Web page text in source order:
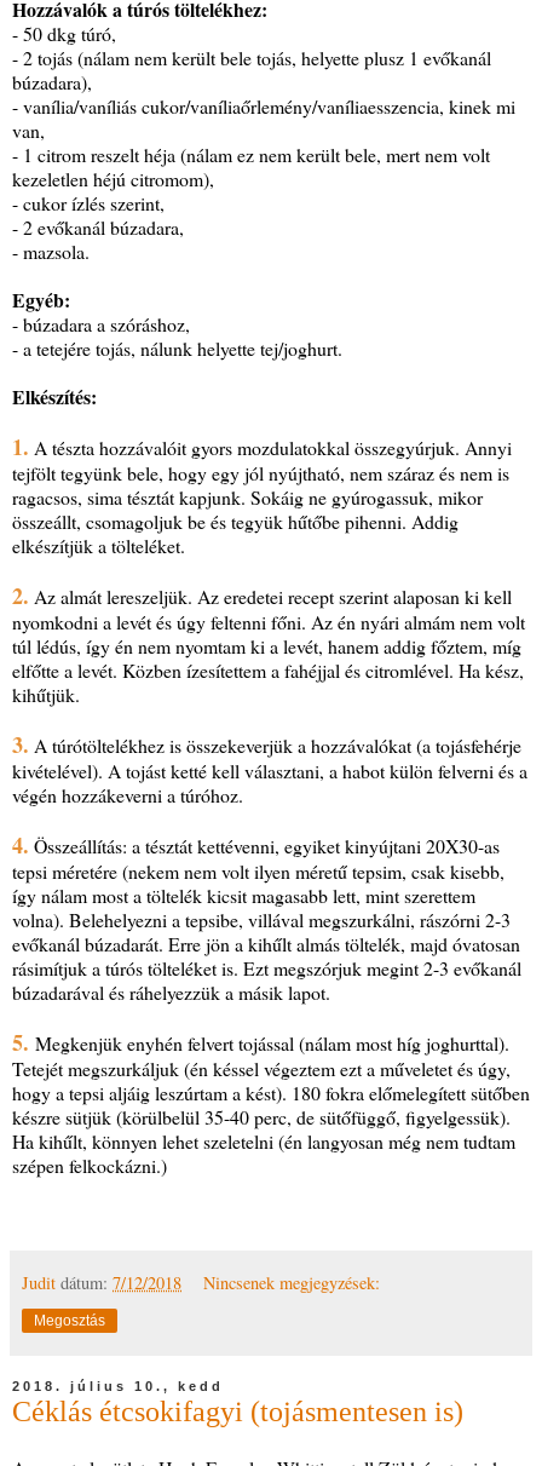
Hozzávalók a túrós töltelékhez:
- 50 dkg túró,
- 2 tojás (nálam nem került bele tojás, helyette plusz 1 evőkanál
búzadara),
- vanília/vaníliás cukor/vaníliaőrlemény/vaníliaesszencia, kinek mi
van,
- 1 citrom reszelt héja (nálam ez nem került bele, mert nem volt
kezeletlen héjú citromom),
- cukor ízlés szerint,
- 2 evőkanál búzadara,
- mazsola.
Egyéb:
- búzadara a szóráshoz,
- a tetejére tojás, nálunk helyette tej/joghurt.
Elkészítés:
1. A tészta hozzávalóit gyors mozdulatokkal összegyúrjuk. Annyi
tejfölt tegyünk bele, hogy egy jól nyújtható, nem száraz és nem is
ragacsos, sima tésztát kapjunk. Sokáig ne gyúrogassuk, mikor
összeállt, csomagoljuk be és tegyük hűtőbe pihenni. Addig
elkészítjük a tölteléket.
2. Az almát lereszeljük. Az eredetei recept szerint alaposan ki kell
nyomkodni a levét és úgy feltenni főni. Az én nyári almám nem volt
túl lédús, így én nem nyomtam ki a levét, hanem addig főztem, míg
elfőtte a levét. Közben ízesítettem a fahéjjal és citromlével. Ha kész,
kihűtjük.
3. A túrótöltelékhez is összekeverjük a hozzávalókat (a tojásfehérje
kivételével). A tojást ketté kell választani, a habot külön felverni és a
végén hozzákeverni a túróhoz.
4. Összeállítás: a tésztát kettévenni, egyiket kinyújtani 20X30-as
tepsi méretére (nekem nem volt ilyen méretű tepsim, csak kisebb,
így nálam most a töltelék kicsit magasabb lett, mint szerettem
volna). Belehelyezni a tepsibe, villával megszurkálni, rászórni 2-3
evőkanál búzadarát. Erre jön a kihűlt almás töltelék, majd óvatosan
rásimítjuk a túrós tölteléket is. Ezt megszórjuk megint 2-3 evőkanál
búzadarával és ráhelyezzük a másik lapot.
5. Megkenjük enyhén felvert tojással (nálam most híg joghurttal).
Tetejét megszurkáljuk (én késsel végeztem ezt a műveletet és úgy,
hogy a tepsi aljáig leszúrtam a kést). 180 fokra előmelegített sütőben
készre sütjük (körülbelül 35-40 perc, de sütőfüggő, figyelgessük).
Ha kihűlt, könnyen lehet szeletelni (én langyosan még nem tudtam
szépen felkockázni.)
Judit dátum: 7/12/2018 Nincsenek megjegyzések:
Megosztás
2018. július 10., kedd
Céklás étcsokifagyi (tojásmentesen is)